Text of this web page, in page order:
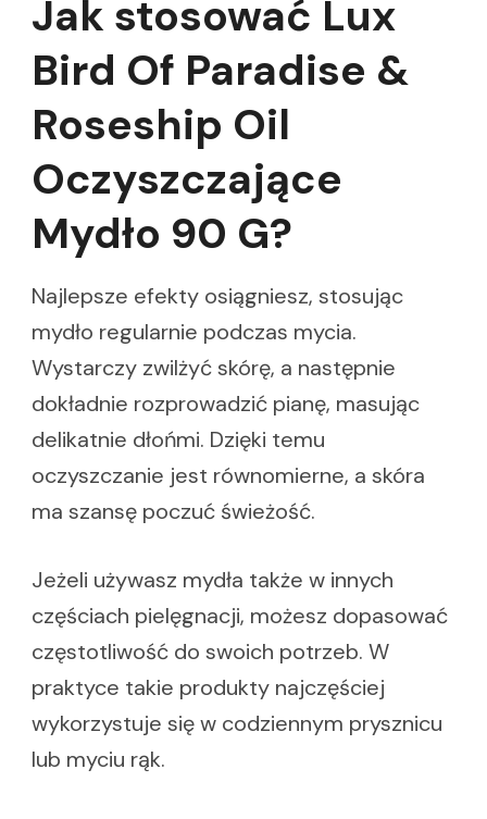
Jak stosować Lux
Bird Of Paradise &
Roseship Oil
Oczyszczające
Mydło 90 G?
Najlepsze efekty osiągniesz, stosując
mydło regularnie podczas mycia.
Wystarczy zwilżyć skórę, a następnie
dokładnie rozprowadzić pianę, masując
delikatnie dłońmi. Dzięki temu
oczyszczanie jest równomierne, a skóra
ma szansę poczuć świeżość.
Jeżeli używasz mydła także w innych
częściach pielęgnacji, możesz dopasować
częstotliwość do swoich potrzeb. W
praktyce takie produkty najczęściej
wykorzystuje się w codziennym prysznicu
lub myciu rąk.